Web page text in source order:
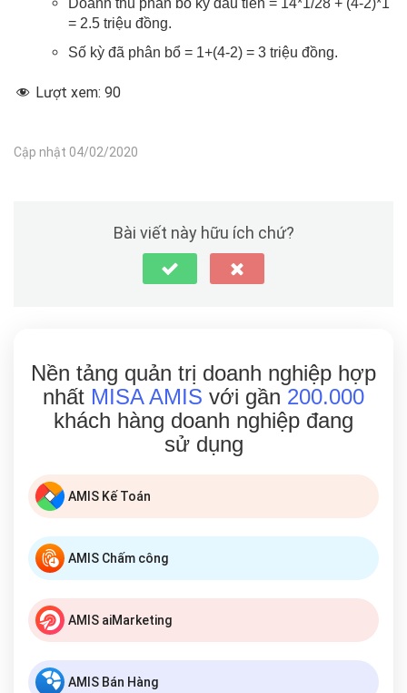
Doanh thu phân bổ kỳ đầu tiên = 14*1/28 + (4-2)*1
= 2.5 triệu đồng.
Số kỳ đã phân bổ = 1+(4-2) = 3 triệu đồng.
Lượt xem: 90
Cập nhật 04/02/2020
Bài viết này hữu ích chứ?
Nền tảng quản trị doanh nghiệp hợp
nhất MISA AMIS với gần 200.000
khách hàng doanh nghiệp đang
sử dụng
AMIS Kế Toán
AMIS Chấm công
AMIS aiMarketing
AMIS Bán Hàng